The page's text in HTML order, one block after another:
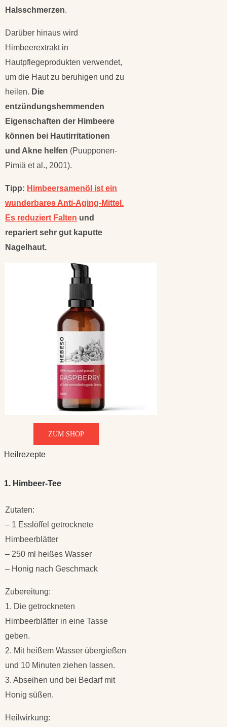
Halsschmerzen.
Darüber hinaus wird
Himbeerextrakt in
Hautpflegeprodukten verwendet,
um die Haut zu beruhigen und zu
heilen. Die
entzündungshemmenden
Eigenschaften der Himbeere
können bei Hautirritationen
und Akne helfen (Puupponen-
Pimiä et al., 2001).
Tipp: Himbeersamenöl ist ein
wunderbares Anti-Aging-Mittel.
Es reduziert Falten und
repariert sehr gut kaputte
Nagelhaut.
ZUM SHOP
Heilrezepte
1. Himbeer-Tee
Zutaten:
– 1 Esslöffel getrocknete
Himbeerblätter
– 250 ml heißes Wasser
– Honig nach Geschmack
Zubereitung:
1. Die getrockneten
Himbeerblätter in eine Tasse
geben.
2. Mit heißem Wasser übergießen
und 10 Minuten ziehen lassen.
3. Abseihen und bei Bedarf mit
Honig süßen.
Heilwirkung: